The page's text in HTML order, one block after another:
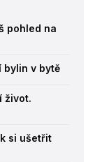
pohled na
bylin v bytě
život.
si ušetřit